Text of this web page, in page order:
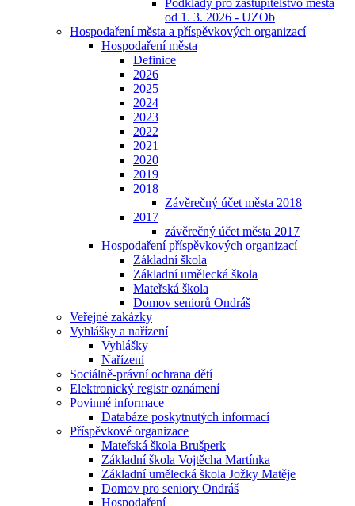
Podklady pro zastupitelstvo města
od 1. 3. 2026 - UZOb
Hospodaření města a příspěvkových organizací
Hospodaření města
Definice
2026
2025
2024
2023
2022
2021
2020
2019
2018
Závěrečný účet města 2018
2017
závěrečný účet města 2017
Hospodaření příspěvkových organizací
Základní škola
Základní umělecká škola
Mateřská škola
Domov seniorů Ondráš
Veřejné zakázky
Vyhlášky a nařízení
Vyhlášky
Nařízení
Sociálně-právní ochrana dětí
Elektronický registr oznámení
Povinné informace
Databáze poskytnutých informací
Příspěvkové organizace
Mateřská škola Brušperk
Základní škola Vojtěcha Martínka
Základní umělecká škola Jožky Matěje
Domov pro seniory Ondráš
Hospodaření